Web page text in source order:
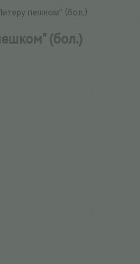
пешком" (бол.)
(бол.)